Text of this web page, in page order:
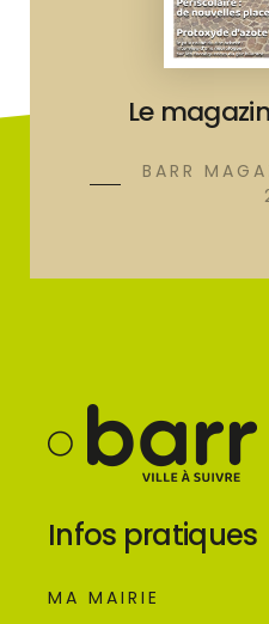
Le
BARR
Infos pratiques
MA MAIRIE